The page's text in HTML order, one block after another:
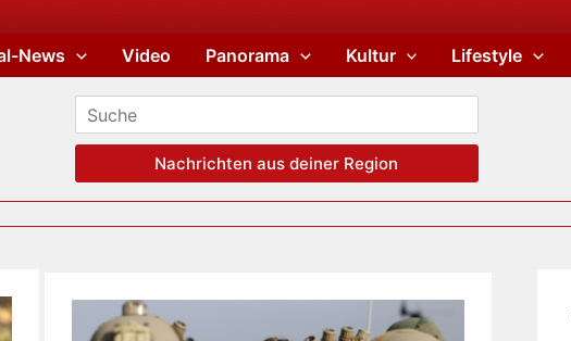
News Video Panorama Kultur Lifestyle
Nachrichten aus deiner Region